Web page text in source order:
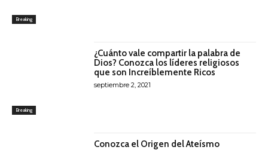
Breaking
Breaking
¿Cuánto vale compartir la palabra de
Dios? Conozca los líderes religiosos
que son Increíblemente Ricos
septiembre 2, 2021
Conozca el Origen del Ateísmo